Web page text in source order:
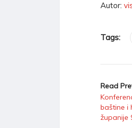
Autor:
Tags:
Read
baštine i
županije